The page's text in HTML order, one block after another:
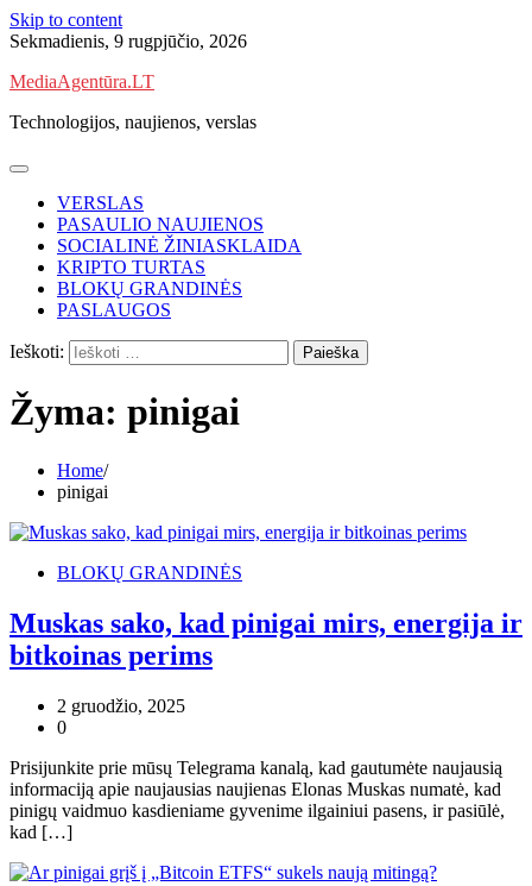
Skip to content
Sekmadienis, 9 rugpjūčio, 2026
MediaAgentūra.LT
Technologijos, naujienos, verslas
VERSLAS
PASAULIO NAUJIENOS
SOCIALINĖ ŽINIASKLAIDA
KRIPTO TURTAS
BLOKŲ GRANDINĖS
PASLAUGOS
Ieškoti:
Žyma: pinigai
Home
pinigai
BLOKŲ GRANDINĖS
Muskas sako, kad pinigai mirs, energija ir
bitkoinas perims
2 gruodžio, 2025
0
Prisijunkite prie mūsų Telegrama kanalą, kad gautumėte naujausią
informaciją apie naujausias naujienas Elonas Muskas numatė, kad
pinigų vaidmuo kasdieniame gyvenime ilgainiui pasens, ir pasiūlė,
kad […]